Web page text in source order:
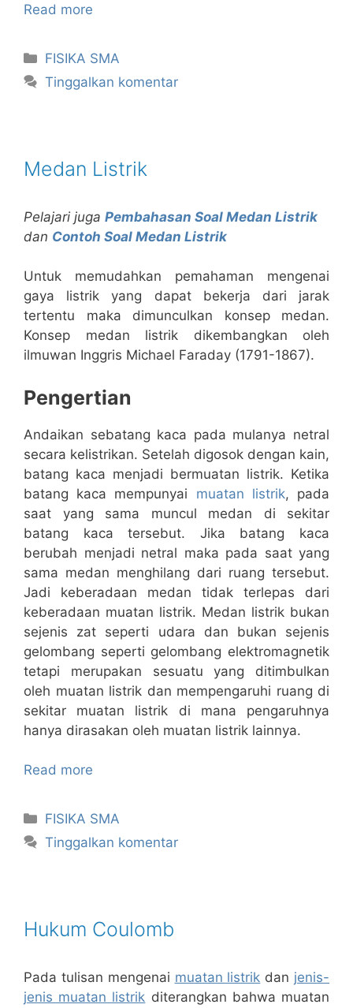
Read more
Kategori
FISIKA SMA
Tinggalkan komentar
Medan Listrik
Pelajari juga Pembahasan Soal Medan Listrik
dan Contoh Soal Medan Listrik
Untuk memudahkan pemahaman mengenai
gaya listrik yang dapat bekerja dari jarak
tertentu maka dimunculkan konsep medan.
Konsep medan listrik dikembangkan oleh
ilmuwan Inggris Michael Faraday (1791-1867).
Pengertian
Andaikan sebatang kaca pada mulanya netral
secara kelistrikan. Setelah digosok dengan kain,
batang kaca menjadi bermuatan listrik. Ketika
batang kaca mempunyai muatan listrik, pada
saat yang sama muncul medan di sekitar
batang kaca tersebut. Jika batang kaca
berubah menjadi netral maka pada saat yang
sama medan menghilang dari ruang tersebut.
Jadi keberadaan medan tidak terlepas dari
keberadaan muatan listrik. Medan listrik bukan
sejenis zat seperti udara dan bukan sejenis
gelombang seperti gelombang elektromagnetik
tetapi merupakan sesuatu yang ditimbulkan
oleh muatan listrik dan mempengaruhi ruang di
sekitar muatan listrik di mana pengaruhnya
hanya dirasakan oleh muatan listrik lainnya.
Read more
Kategori
FISIKA SMA
Tinggalkan komentar
Hukum Coulomb
Pada tulisan mengenai muatan listrik dan jenis-
jenis muatan listrik diterangkan bahwa muatan